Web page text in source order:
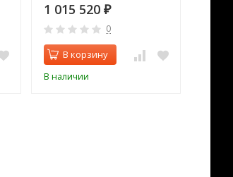
1 015 520 ₽
0
В корзину
В наличии